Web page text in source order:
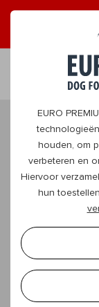
EURO
houden, om
verbeteren en
Hiervoor
hun
Disclaimer
Deze website